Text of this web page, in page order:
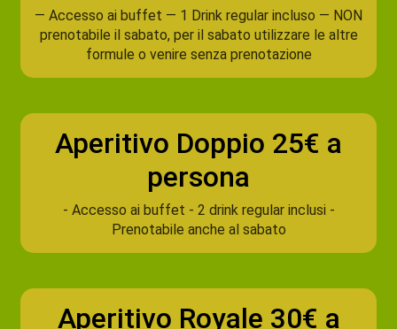
— Accesso ai buffet — 1 Drink regular incluso — NON
prenotabile il sabato, per il sabato utilizzare le altre
formule o venire senza prenotazione
Aperitivo Doppio 25€ a
persona
- Accesso ai buffet - 2 drink regular inclusi -
Prenotabile anche al sabato
Aperitivo Royale 30€ a